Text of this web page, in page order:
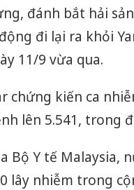
đánh bắt hải
đi lại ra khỏi
11/9 vừa qua.
chứng kiến ca
lên 5.541, trong
Bộ Y tế Malaysia,
lây nhiễm trong